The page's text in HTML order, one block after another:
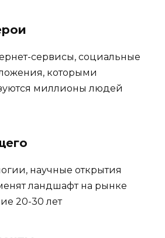
сервисы, социальные
которыми
миллионы людей
научные открытия
ландшафт на рынке
20-30 лет